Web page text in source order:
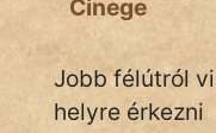
Szólások
Tréfás
Cinege
Jobb félútról
helyre érkezni